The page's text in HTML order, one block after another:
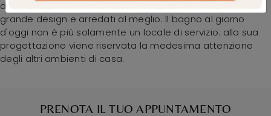
d'oggi soluzioni compositive per realizzare ambienti di
grande design e arredati al meglio. Il bagno al giorno
d'oggi non è più solamente un locale di servizio: alla sua
progettazione viene riservata la medesima attenzione
degli altri ambienti di casa.
PRENOTA IL TUO APPUNTAMENTO